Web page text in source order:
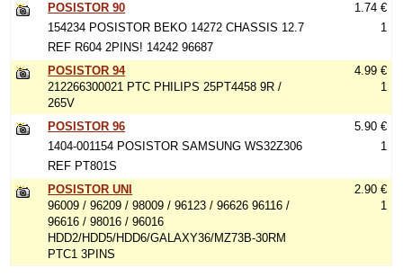
POSISTOR 90
154234 POSISTOR BEKO 14272 CHASSIS 12.7
REF R604 2PINS! 14242 96687
1.74 €
1
POSISTOR 94
212266300021 PTC PHILIPS 25PT4458 9R /
265V
4.99 €
1
POSISTOR 96
1404-001154 POSISTOR SAMSUNG WS32Z306
REF PT801S
5.90 €
1
POSISTOR UNI
96009 / 96209 / 98009 / 96123 / 96626 96116 /
96616 / 98016 / 96016
HDD2/HDD5/HDD6/GALAXY36/MZ73B-30RM
PTC1 3PINS
2.90 €
1